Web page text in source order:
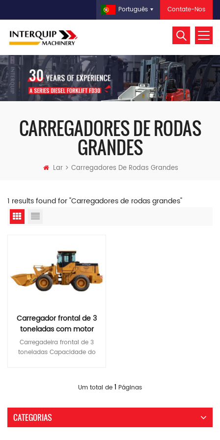
Contate-Nos
Português
CARREGADORES DE RODAS
GRANDES
Lar Carregadores De Rodas Grandes
1 results found for "Carregadores de rodas grandes"
Carregador frontal de 3
toneladas com motor
diesel
Cummins/Yuchai/Weichai
Carregadeira frontal de 3
toneladas Capacidade do
Características : 1.
3.rádio, gravador de direção,
Um total de 1 Páginas
CATEGORIAS